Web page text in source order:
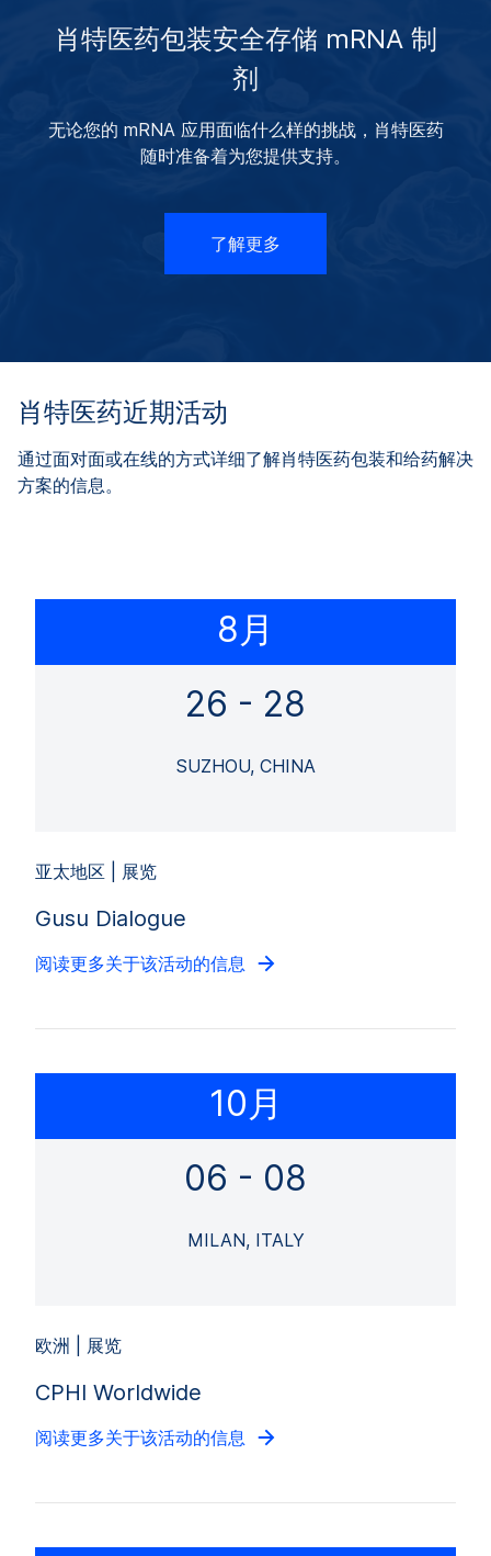
肖特医药包装安全存储 mRNA 制
剂
无论您的 mRNA 应用面临什么样的挑战，肖特医药
随时准备着为您提供支持。
了解更多
肖特医药近期活动
通过面对面或在线的方式详细了解肖特医药包装和给药解决
方案的信息。
8月
26 - 28
SUZHOU, CHINA
亚太地区 | 展览
Gusu Dialogue
阅读更多关于该活动的信息
10月
06 - 08
MILAN, ITALY
欧洲 | 展览
CPHI Worldwide
阅读更多关于该活动的信息